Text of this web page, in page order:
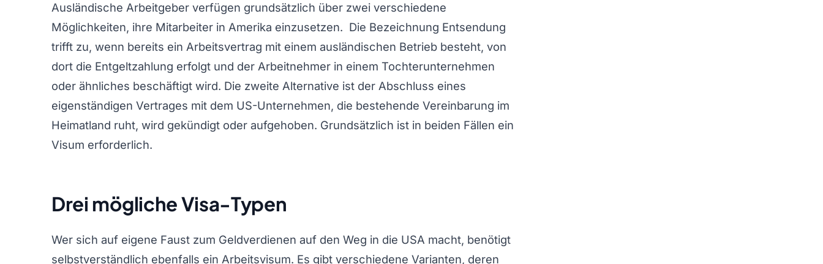
Ausländische Arbeitgeber verfügen grundsätzlich über zwei verschiedene
Möglichkeiten, ihre Mitarbeiter in Amerika einzusetzen. Die Bezeichnung Entsendung
trifft zu, wenn bereits ein Arbeitsvertrag mit einem ausländischen Betrieb besteht, von
dort die Entgeltzahlung erfolgt und der Arbeitnehmer in einem Tochterunternehmen
oder ähnliches beschäftigt wird. Die zweite Alternative ist der Abschluss eines
eigenständigen Vertrages mit dem US-Unternehmen, die bestehende Vereinbarung im
Heimatland ruht, wird gekündigt oder aufgehoben. Grundsätzlich ist in beiden Fällen ein
Visum erforderlich.
Drei mögliche Visa-Typen
Wer sich auf eigene Faust zum Geldverdienen auf den Weg in die USA macht, benötigt
selbstverständlich ebenfalls ein Arbeitsvisum. Es gibt verschiedene Varianten, deren